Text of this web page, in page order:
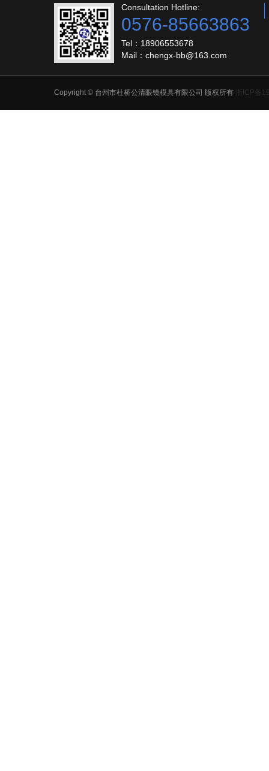
Consultation Hotline:
0576-85663863
Tel：18906553678
Mail：chengx-bb@163.com
Copyright © 台州市杜桥公清眼镜模具有限公司 版权所有 浙ICP备